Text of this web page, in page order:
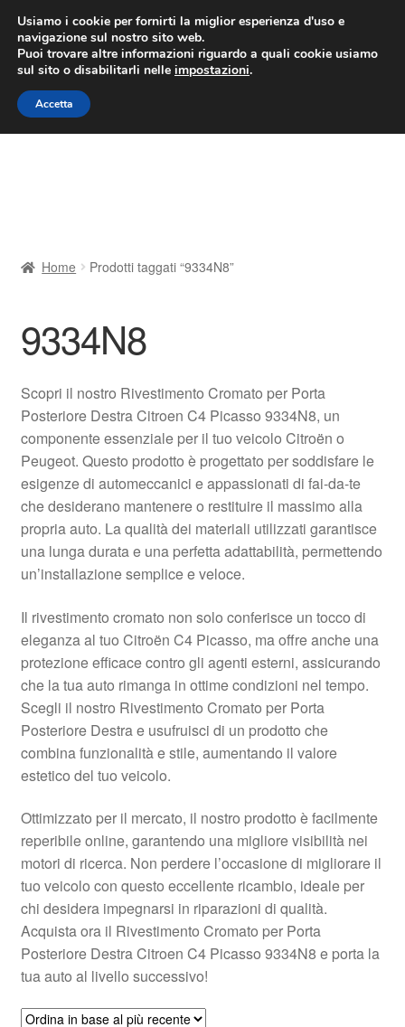
CONSEGNA da 7 EUR
Lun-Ven 9:00 - 16:00/800 580 290
Vai
alla
navigazione
Vai
al
contenuto
Contatto
Il mio account
Pagamenti
Politica sulla riservatezza
Procedura di Reclamo
Registratore di cassa
Rimostranza
Spedizione in tutto il mondo
Termini e condizioni
Home Prodotti taggati “9334N8”
9334N8
Scopri il nostro Rivestimento Cromato per Porta
Posteriore Destra Citroen C4 Picasso 9334N8, un
componente essenziale per il tuo veicolo Citroën o
Peugeot. Questo prodotto è progettato per soddisfare le
esigenze di automeccanici e appassionati di fai-da-te
che desiderano mantenere o restituire il massimo alla
propria auto. La qualità dei materiali utilizzati garantisce
una lunga durata e una perfetta adattabilità, permettendo
un’installazione semplice e veloce.
Il rivestimento cromato non solo conferisce un tocco di
eleganza al tuo Citroën C4 Picasso, ma offre anche una
protezione efficace contro gli agenti esterni, assicurando
che la tua auto rimanga in ottime condizioni nel tempo.
Scegli il nostro Rivestimento Cromato per Porta
Posteriore Destra e usufruisci di un prodotto che
combina funzionalità e stile, aumentando il valore
estetico del tuo veicolo.
Ottimizzato per il mercato, il nostro prodotto è facilmente
reperibile online, garantendo una migliore visibilità nei
motori di ricerca. Non perdere l’occasione di migliorare il
tuo veicolo con questo eccellente ricambio, ideale per
chi desidera impegnarsi in riparazioni di qualità.
Acquista ora il Rivestimento Cromato per Porta
Posteriore Destra Citroen C4 Picasso 9334N8 e porta la
tua auto al livello successivo!
Usiamo i cookie per fornirti la miglior esperienza d'uso e
navigazione sul nostro sito web.
Puoi trovare altre informazioni riguardo a quali cookie usiamo
sul sito o disabilitarli nelle impostazioni.
Accetta